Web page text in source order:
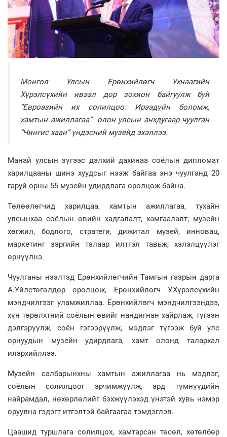
Монгол Улсын Ерөнхийлөгч Ухнаагийн
Хүрэлсүхийн ивээл дор зохион байгуулж буй
“Евроазийн их солилцоо: Ирээдүйн боломж,
хамтын ажиллагаа” олон улсын анхдугаар чуулган
“Чингис хаан” үндэсний музейд эхэллээ.
Манай улсын зүгээс дэлхий дахинаа соёлын дипломат
харилцааны шинэ хуудсыг нээж байгаа энэ чуулганд 20
гаруй орны 55 музейн удирдлага оролцож байна.
Төлөөлөгчид харилцаа, хамтын ажиллагаа, тухайн
улсынхаа соёлын өвийн хадгалалт, хамгаалалт, музейн
хөгжил, бодлого, стратеги, дижитал музей, инновац,
маркетинг зэргийн талаар илтгэл тавьж, хэлэлцүүлэг
өрнүүлнэ.
Чуулганы нээлтэд Ерөнхийлөгчийн Тамгын газрын дарга
А.Үйлстөгөлдөр оролцож, Ерөнхийлөгч У.Хүрэлсүхийн
мэндчилгээг уламжиллаа. Ерөнхийлөгч мэндчилгээндээ,
хүн төрөлхтний соёлын өвийг нандигнан хайрлаж, түгээн
дэлгэрүүлж, соён гэгээрүүлж, мэдлэг түгээж буй улс
орнуудын музейн удирдлага, хамт олонд талархал
илэрхийллээ.
Музейн салбарынхны хамтын ажиллагаа нь мэдлэг,
соёлын солилцоог эрчимжүүлж, ард түмнүүдийн
найрамдал, нөхөрлөлийг бэхжүүлэхэд үнэтэй хувь нэмэр
оруулна гэдэгт итгэлтэй байгаагаа тэмдэглэв.
Цаашид туршлага солилцох, хамтарсан төсөл, хөтөлбөр